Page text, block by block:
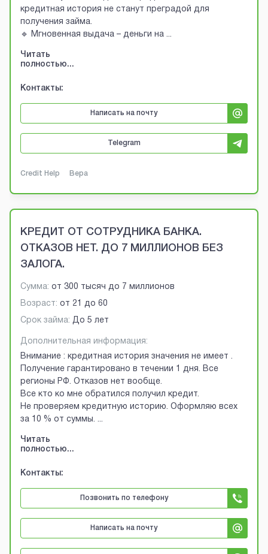
кредитная история не станут преградой для
получения займа.
🔹 Мгновенная выдача – деньги на ...
Читать
полностью...
Контакты:
Написать на почту
Telegram
Credit Help Вера
КРЕДИТ ОТ СОТРУДНИКА БАНКА.
ОТКАЗОВ НЕТ. ДО 7 МИЛЛИОНОВ БЕЗ
ЗАЛОГА.
Сумма: от 300 тысяч до 7 миллионов
Возраст: от 21 до 60
Срок займа: До 5 лет
Дополнительная информация:
Внимание : кредитная история значения не имеет .
Получение гарантировано в течении 1 дня. Все
регионы РФ. Отказов нет вообще.
Все кто ко мне обратился получил кредит.
Не проверяем кредитную историю. Оформляю всех
за 10 % от суммы. ...
Читать
полностью...
Контакты:
Позвонить по телефону
Написать на почту